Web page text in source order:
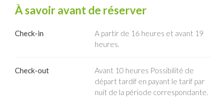
À savoir avant de réserver
Check-in
A partir de 16 heures et avant 19
heures.
Check-out
Avant 10 heures Possibilité de
départ tardif en payant le tarif par
nuit de la période correspondante.